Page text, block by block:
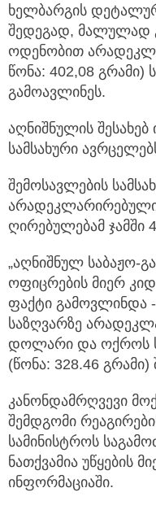
ხელბარგის
შედეგად, მალულად
ოდენობით
წონა: 402,08 გრამი)
გამოავლინეს.
აღნიშნულის
სამსახური
შემოსავლების
ღირებულებამ ჯამში
„აღნიშნულ საბაჟო-
ოფიცრების მიერ
ფაქტი გამოვლინდა -
საზღვარზე
დოლარი და ოქროს
(წონა: 328.46
კანონდამრღვევი
შემდგომი
სამინისტროს
ნათქვამია უწყების
ინფორმაციაში.